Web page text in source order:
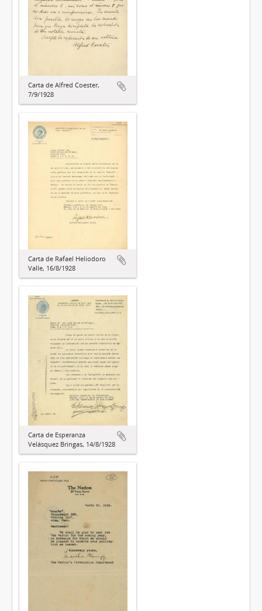
Carta de Alfred Coester,
7/9/1928
Carta de Rafael Heliodoro
Valle, 16/8/1928
Carta de Esperanza
Velásquez Bringas, 14/8/1928